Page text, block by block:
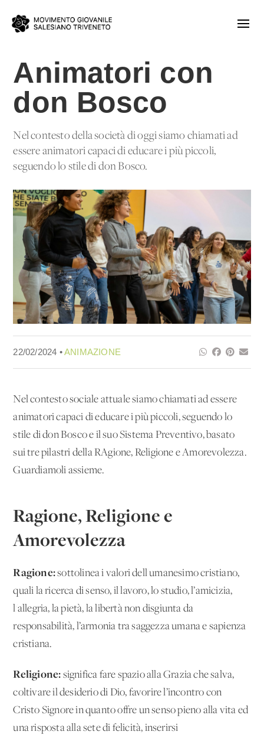
Animatori con
don Bosco
Nel contesto della società di oggi siamo chiamati ad
essere animatori capaci di educare i più piccoli,
seguendo lo stile di don Bosco.
22/02/2024 •ANIMAZIONE
Nel contesto sociale attuale siamo chiamati ad essere
animatori capaci di educare i più piccoli, seguendo lo
stile di don Bosco e il suo Sistema Preventivo, basato
sui tre pilastri della RAgione, Religione e Amorevolezza.
Guardiamoli assieme.
Ragione, Religione e
Amorevolezza
Ragione:sottolinea i valori dell'umanesimo cristiano,
quali la ricerca di senso, il lavoro, lo studio, l’amicizia,
l'allegria, la pietà, la libertà non disgiunta da
responsabilità, l’armonia tra saggezza umana e sapienza
cristiana.
Religione: significa fare spazio alla Grazia che salva,
coltivare il desiderio di Dio, favorire l’incontro con
Cristo Signore in quanto offre un senso pieno alla vita ed
una risposta alla sete di felicità, inserirsi